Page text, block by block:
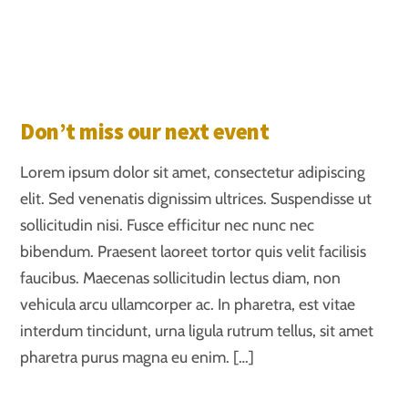
Don’t miss our next event
Lorem ipsum dolor sit amet, consectetur adipiscing
elit. Sed venenatis dignissim ultrices. Suspendisse ut
sollicitudin nisi. Fusce efficitur nec nunc nec
bibendum. Praesent laoreet tortor quis velit facilisis
faucibus. Maecenas sollicitudin lectus diam, non
vehicula arcu ullamcorper ac. In pharetra, est vitae
interdum tincidunt, urna ligula rutrum tellus, sit amet
pharetra purus magna eu enim. […]